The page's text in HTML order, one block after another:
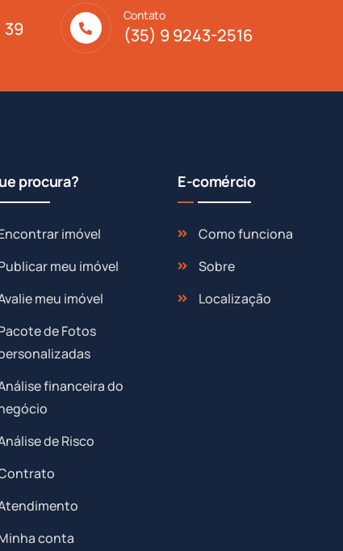
39
Contato
(35) 9 9243-2516
procura?
imóvel
meu imóvel
meu imóvel
de Fotos
financeira do
de Risco
conta
E-comércio
Como funciona
Sobre
Localização